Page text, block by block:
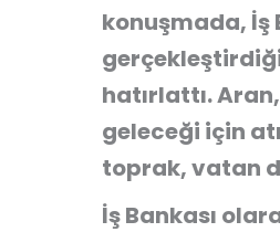
konuşmada, İş
hatırlattı.
geleceği için
toprak, vatan
İş Bankası